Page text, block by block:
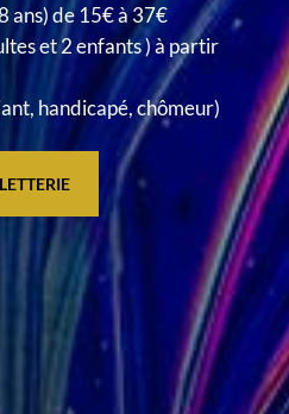
ans) de 15€ à 37€
et 2 enfants ) à partir
handicapé, chômeur)